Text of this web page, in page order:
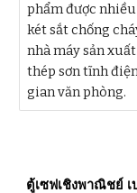
phẩm được
két sắt chống
nhà máy sản
thép sơn tĩnh
gian văn phòng.
ตู้เซฟเชิงพาณิชย์ เ